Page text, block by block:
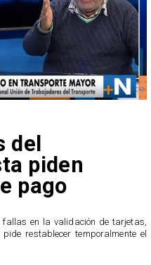
del
piden
pago
en la validación de tarjetas,
restablecer temporalmente el